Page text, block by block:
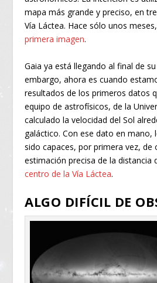
mapa más grande y preciso, en
Vía Láctea. Hace sólo unos
primera imagen.
Gaia ya está llegando al final de
embargo, ahora es cuando
resultados de los primeros datos
equipo de astrofísicos, de la
calculado la velocidad del Sol
galáctico. Con ese dato en mano,
sido capaces, por primera vez, de
estimación precisa de la distancia
centro de la Vía Láctea.
ALGO DIFÍCIL DE